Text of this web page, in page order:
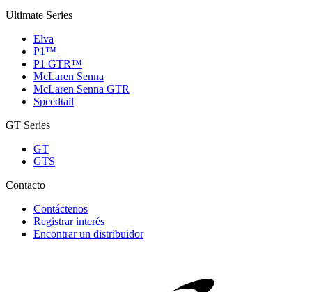
Ultimate Series
Elva
P1™
P1 GTR™
McLaren Senna
McLaren Senna GTR
Speedtail
GT Series
GT
GTS
Contacto
Contáctenos
Registrar interés
Encontrar un distribuidor